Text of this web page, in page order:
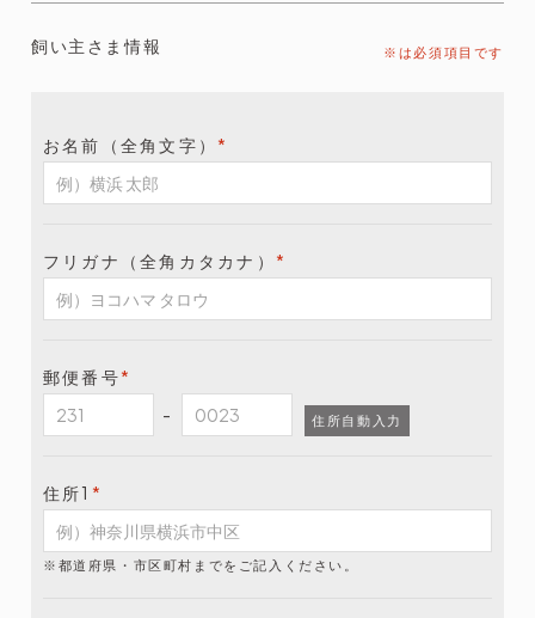
飼い主さま情報 ※は必須項目です
お名前（全角文字） *
フリガナ（全角カタカナ） *
郵便番号*
-
住所自動入力
住所1 *
※都道府県・市区町村までをご記入ください。